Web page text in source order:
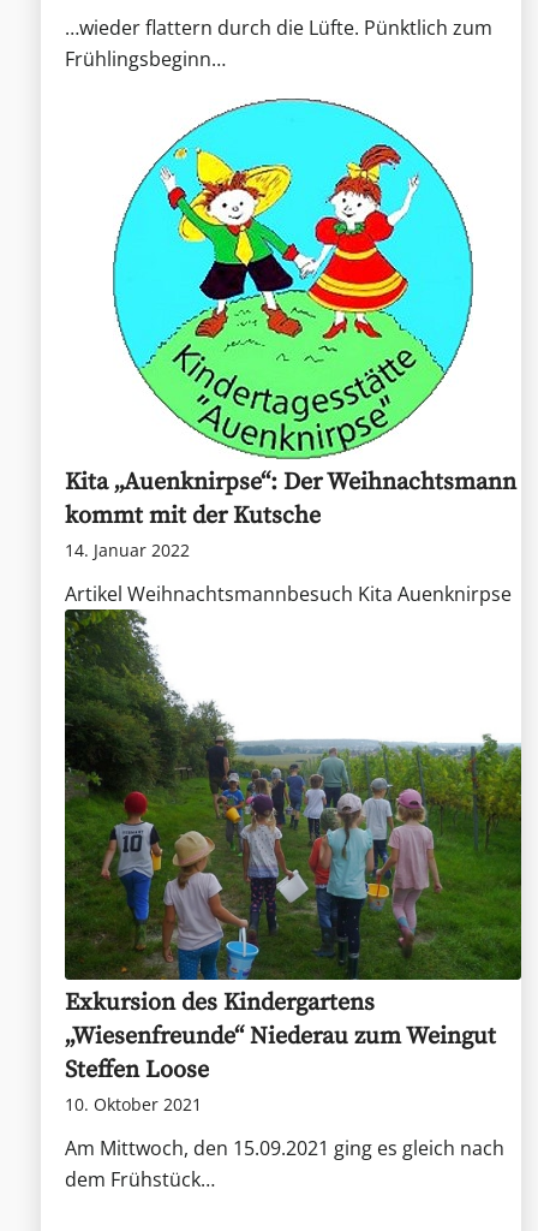
…wieder flattern durch die Lüfte. Pünktlich zum
Frühlingsbeginn…
Kita „Auenknirpse“: Der Weihnachtsmann
kommt mit der Kutsche
14. Januar 2022
Artikel Weihnachtsmannbesuch Kita Auenknirpse
Exkursion des Kindergartens
„Wiesenfreunde“ Niederau zum Weingut
Steffen Loose
10. Oktober 2021
Am Mittwoch, den 15.09.2021 ging es gleich nach
dem Frühstück…